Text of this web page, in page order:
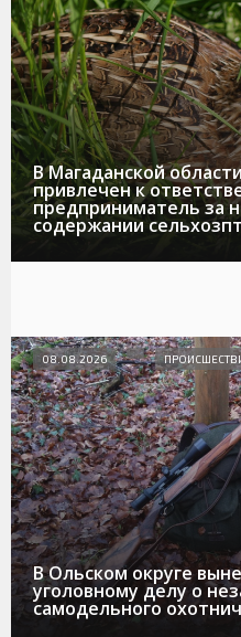
В Магаданской
привлечен к
предприниматель за
содержании
В Ольском округе
уголовному делу о
самодельного
08.08.2026